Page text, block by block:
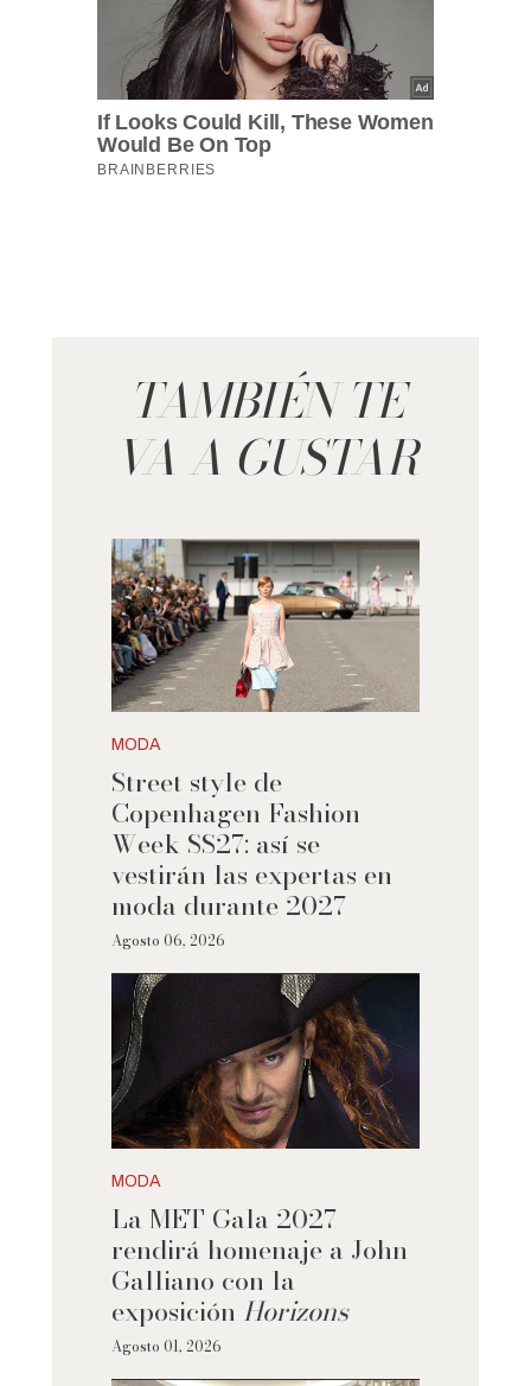
TAMBIÉN TE
VA A GUSTAR
MODA
Street style de
Copenhagen Fashion
Week SS27: así se
vestirán las expertas en
moda durante 2027
Agosto 06, 2026
MODA
La MET Gala 2027
rendirá homenaje a John
Galliano con la
exposición Horizons
Agosto 01, 2026